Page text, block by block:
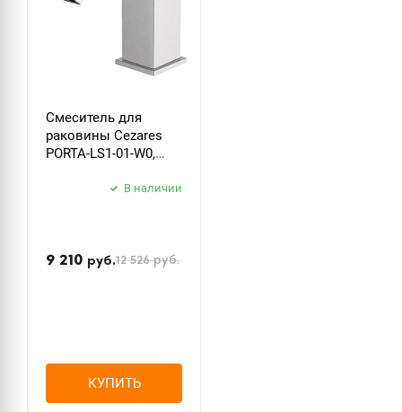
Смеситель для
раковины Cezares
PORTA-LS1-01-W0,
В наличии
9 210 руб.12 526руб.
КУПИТЬ